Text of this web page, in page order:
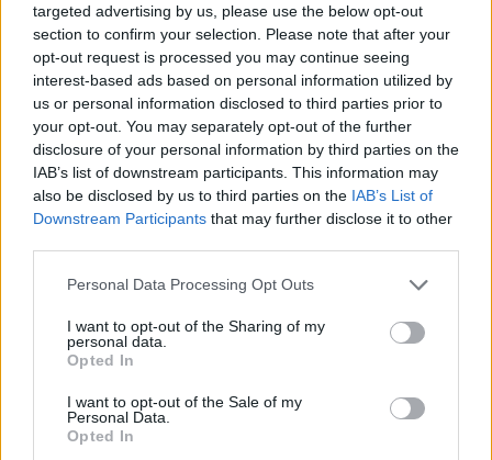
targeted advertising by us, please use the below opt-out
section to confirm your selection. Please note that after your
opt-out request is processed you may continue seeing
interest-based ads based on personal information utilized by
us or personal information disclosed to third parties prior to
your opt-out. You may separately opt-out of the further
disclosure of your personal information by third parties on the
IAB’s list of downstream participants. This information may
also be disclosed by us to third parties on the IAB’s List of
Downstream Participants that may further disclose it to other
Personal Data Processing Opt Outs
I want to opt-out of the Sharing of my
personal data.
Opted In
I want to opt-out of the Sale of my
Personal Data.
Opted In
Hasznos
Impresszum
Szerzői jogok
Adatvédelmi tájékoztató
Cookie-kezelési tájékoztató
Hozzászólási szabályzat
Nyomtatott lapjaink archívuma
Székely Hírmondó archívuma
Sütibeállítások